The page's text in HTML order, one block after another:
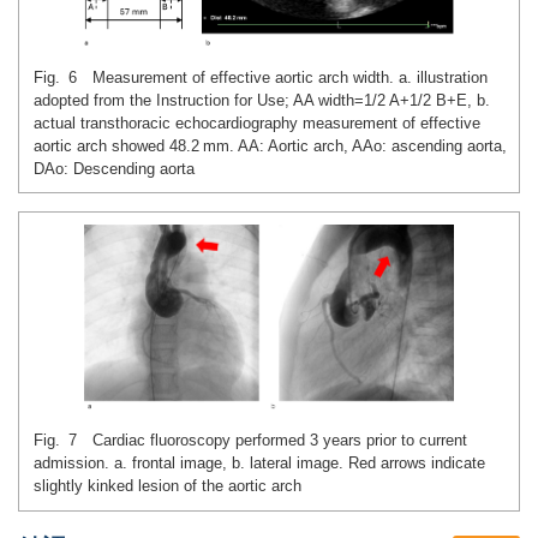
Fig. 6 Measurement of effective aortic arch width. a. illustration
adopted from the Instruction for Use; AA width=1/2 A+1/2 B+E, b.
actual transthoracic echocardiography measurement of effective
aortic arch showed 48.2 mm. AA: Aortic arch, AAo: ascending aorta,
DAo: Descending aorta
Fig. 7 Cardiac fluoroscopy performed 3 years prior to current
admission. a. frontal image, b. lateral image. Red arrows indicate
slightly kinked lesion of the aortic arch